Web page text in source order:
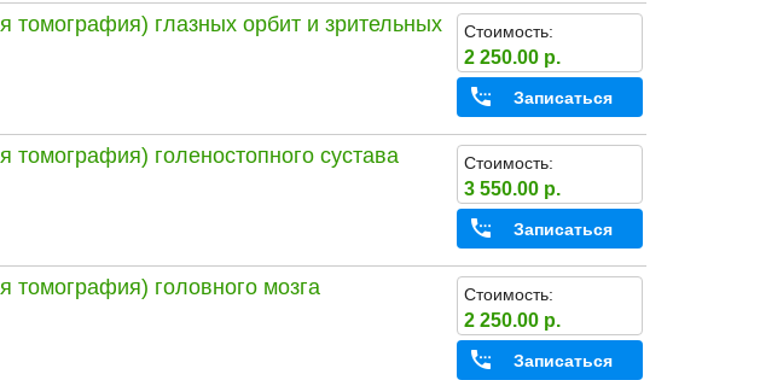
томография) глазных орбит и зрительных
Стоимость:
2 250.00 р.
Записаться
томография) голеностопного сустава Стоимость:
3 550.00 р.
Записаться
томография) головного мозга Стоимость:
2 250.00 р.
Записаться